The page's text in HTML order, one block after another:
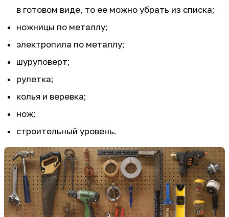
в готовом виде, то ее можно убрать из списка;
ножницы по металлу;
электропила по металлу;
шуруповерт;
рулетка;
колья и веревка;
нож;
строительный уровень.